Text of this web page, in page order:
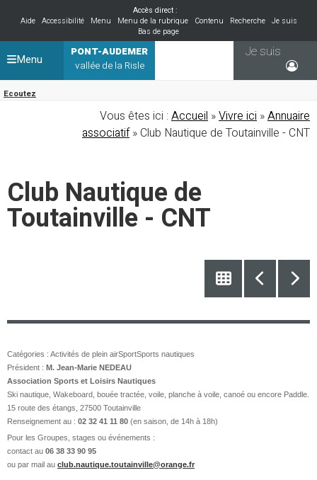
Accès direct :
Aide
Accessibilité Menu Menu de la rubrique Contenu Recherche
Je suis
Bas de page
PONT-AUDEMER
vallée de la Risle
Ecoutez
Je suis
Menu
Vous êtes ici : Accueil »Vivre ici »Annuaire
associatif» Club Nautique de Toutainville - CNT
Club Nautique de
Toutainville - CNT
Catégories : Activités de plein airSportSports nautiques
Président : M. Jean-Marie NEDEAU
Association Sports et Loisirs Nautiques
Ski nautique, Wakeboard, bouée tractée, voile, planche à voile, canoé ou encore Paddle.
15 route des étangs, 27500 Toutainville
Renseignement au : 02 32 41 11 80 (en saison, de 14h à 18h)
Pour les Groupes, stages ou événements :
contact au 06 38 33 90 95
ou par mail au club.nautique.toutainville@orange.fr